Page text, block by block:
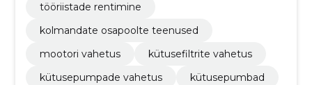
tööriistade rentimine
kolmandate osapoolte teenused
mootori vahetus
kütusefiltrite vahetus
kütusepumpade vahetus
kütusepumbad